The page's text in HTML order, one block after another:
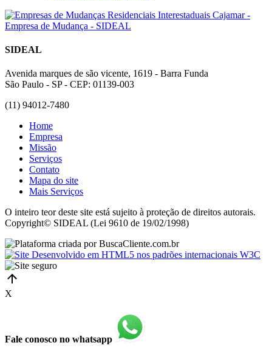
SIDEAL
Avenida marques de são vicente, 1619 - Barra Funda
São Paulo - SP - CEP: 01139-003
(11) 94012-7480
Home
Empresa
Missão
Serviços
Contato
Mapa do site
Mais Serviços
O inteiro teor deste site está sujeito à proteção de direitos autorais.
Copyright© SIDEAL (Lei 9610 de 19/02/1998)
X
Fale conosco no whatsapp